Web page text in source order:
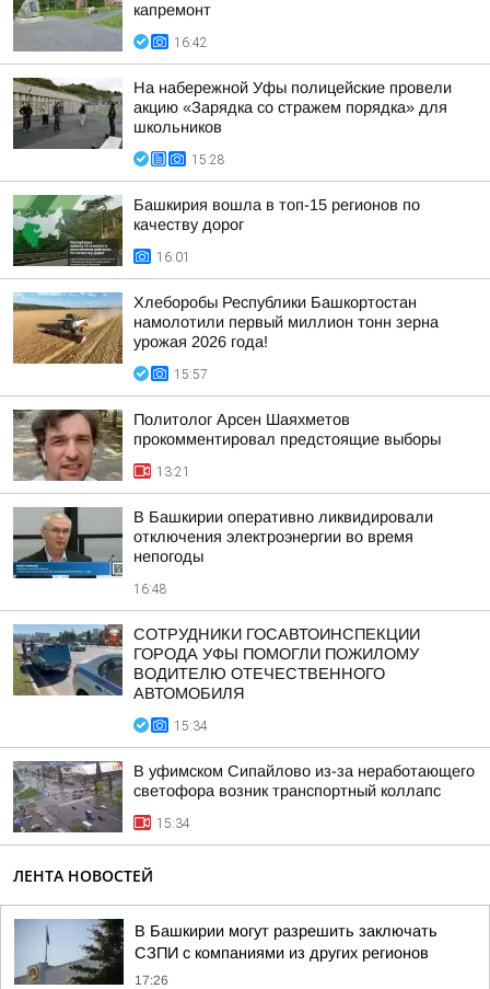
капремонт
16:42
На набережной Уфы полицейские провели
акцию «Зарядка со стражем порядка» для
школьников
15:28
Башкирия вошла в топ-15 регионов по
качеству дорог
16:01
Хлеборобы Республики Башкортостан
намолотили первый миллион тонн зерна
урожая 2026 года!
15:57
Политолог Арсен Шаяхметов
прокомментировал предстоящие выборы
13:21
В Башкирии оперативно ликвидировали
отключения электроэнергии во время
непогоды
16:48
СОТРУДНИКИ ГОСАВТОИНСПЕКЦИИ
ГОРОДА УФЫ ПОМОГЛИ ПОЖИЛОМУ
ВОДИТЕЛЮ ОТЕЧЕСТВЕННОГО
АВТОМОБИЛЯ
15:34
В уфимском Сипайлово из-за неработающего
светофора возник транспортный коллапс
15:34
ЛЕНТА НОВОСТЕЙ
В Башкирии могут разрешить заключать
СЗПИ с компаниями из других регионов
17:26